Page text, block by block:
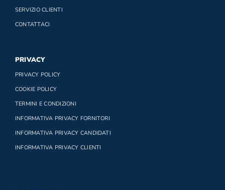
SERVIZIO CLIENTI
CONTATTACI
PRIVACY
PRIVACY POLICY
COOKIE POLICY
TERMINI E CONDIZIONI
INFORMATIVA PRIVACY FORNITORI
INFORMATIVA PRIVACY CANDIDATI
INFORMATIVA PRIVACY CLIENTI